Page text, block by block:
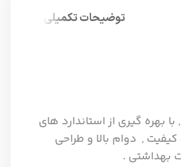
توضیحات تکمیلی
بهره گیری از استاندارد های
, دوام بالا و طراحی
بهداشتی .